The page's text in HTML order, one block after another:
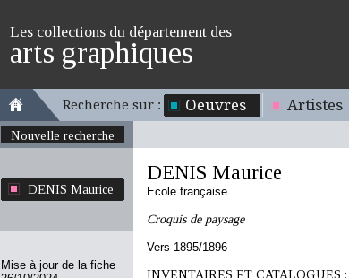
Les collections du département des
arts graphiques
Recherche sur : Oeuvres Artistes
Nouvelle recherche
DENIS Maurice
Mise à jour de la fiche
DENIS Maurice
Ecole française
Croquis de paysage
Vers 1895/1896
INVENTAIRES ET CATALOGUES :